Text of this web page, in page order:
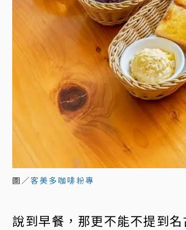
圖／客美多咖啡粉專
說到早餐，那更不能不提到